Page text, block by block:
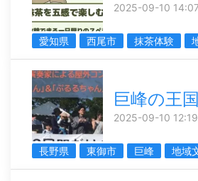
2025-09-10
愛知県 西尾市 抹茶体験
巨峰の王
2025-09-10
長野県 東御市 巨峰 地域